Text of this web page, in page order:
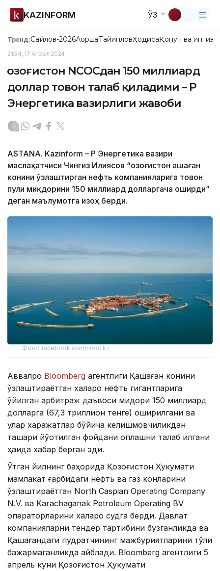
KAZINFORM ЎЗ
Тренд:Сайлов-2026АқордаТайинловҲодисаҚонун ва
21:54, 17 Апрел 2024
Қозоғистон NCOCдан 150 миллиард
доллар товон талаб қиладими – ҚР
Энергетика вазирлиги жавоби
ASTANA. Kazinform – ҚР Энергетика вазири
маслаҳатчиси Чингиз Илиясов “Қозоғистон Қашаған
конини ўзлаштирган нефть компанияларига товон
пули миқдорини 150 миллиард долларгача оширди”
деган маълумотга изоҳ берди.
Фото: facebook.com/ncoc.kz
Аввалроқ Bloomberg агентлиги Қашаған конини
ўзлаштираётган халқаро нефть гигантларига
қўйилган арбитраж даъвоси миқдори 150 миллиард
долларга (67,3 триллион тенге) оширилгани ва
улар харажатлар бўйича келишмовчиликдан
ташқари йўқотилган фойдани қоплашни талаб қилгани
ҳақида хабар берган эди.
Ўтган йилнинг баҳорида Қозоғистон Ҳукумати
мамлакат ғарбидаги нефть ва газ конларини
ўзлаштираётган North Caspian Operating Company
N.V. ва Karachaganak Petroleum Operating BV
операторларини халқаро судга берди. Давлат
компанияларни тендер тартибини бузганликда ва
Қашағандаги пудратчининг мажбуриятларини тўлиқ
бажармаганликда айблади. Bloomberg агентлиги 5
апрель куни Қозоғистон Ҳукумати